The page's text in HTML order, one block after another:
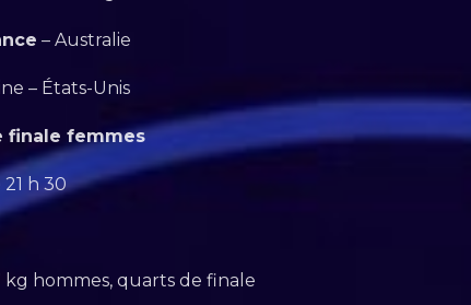
– Australie
– États-Unis
finale femmes
h 30
kg hommes, quarts de finale